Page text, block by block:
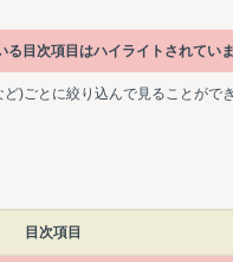
目次項目はハイライトされてい
)ごとに絞り込んで見ることがで
目次項目